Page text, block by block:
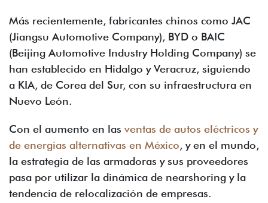
Más recientemente, fabricantes chinos como JAC
(Jiangsu Automotive Company), BYD o BAIC
(Beijing Automotive Industry Holding Company) se
han establecido en Hidalgo y Veracruz, siguiendo
a KIA, de Corea del Sur, con su infraestructura en
Nuevo León.
Con el aumento en las ventas de autos eléctricos y
de energías alternativas en México, y en el mundo,
la estrategia de las armadoras y sus proveedores
pasa por utilizar la dinámica de nearshoring y la
tendencia de relocalización de empresas.